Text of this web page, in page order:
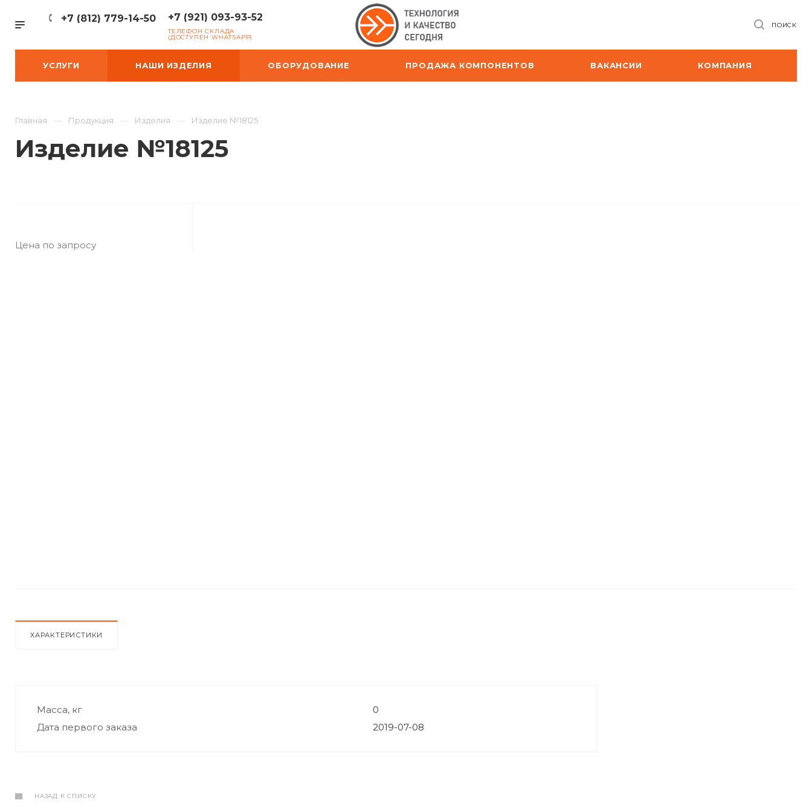
+7 (812) 779-14-50 +7 (921) 093-93-52
ТЕЛЕФОН СКЛАДА
(ДОСТУПЕН WHATSAPP)
ПОИСК
УСЛУГИ НАШИ ИЗДЕЛИЯ ОБОРУДОВАНИЕ ПРОДАЖА КОМПОНЕНТОВ ВАКАНСИИ КОМПАНИЯ
Главная Продукция Изделия Изделие №18125
Изделие №18125
Цена по запросу
ХАРАКТЕРИСТИКИ
Масса, кг
0
Дата первого заказа
2019-07-08
НАЗАД К СПИСКУ